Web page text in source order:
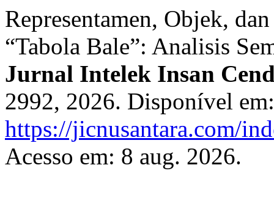
Representamen, Objek,
“Tabola Bale”: Analisis
Jurnal Intelek Insan
2992, 2026. Disponível em:
https://jicnusantara.com/
Acesso em: 8 aug. 2026.